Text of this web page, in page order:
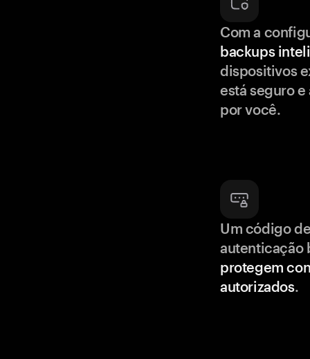
Com a
backups
dispositivos
está seguro
por você.
Um código
autenticação
protegem
autorizados.